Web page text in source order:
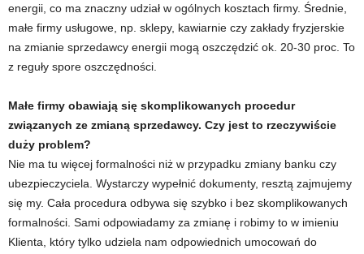
energii, co ma znaczny udział w ogólnych kosztach firmy. Średnie,
małe firmy usługowe, np. sklepy, kawiarnie czy zakłady fryzjerskie
na zmianie sprzedawcy energii mogą oszczędzić ok. 20-30 proc. To
z reguły spore oszczędności.
Małe firmy obawiają się skomplikowanych procedur
związanych ze zmianą sprzedawcy. Czy jest to rzeczywiście
duży problem?
Nie ma tu więcej formalności niż w przypadku zmiany banku czy
ubezpieczyciela. Wystarczy wypełnić dokumenty, resztą zajmujemy
się my. Cała procedura odbywa się szybko i bez skomplikowanych
formalności. Sami odpowiadamy za zmianę i robimy to w imieniu
Klienta, który tylko udziela nam odpowiednich umocowań do